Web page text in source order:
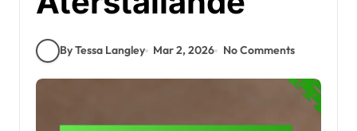
By Tessa Langley Mar 2, 2026 No Comments